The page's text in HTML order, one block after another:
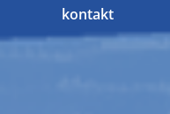
kontakt